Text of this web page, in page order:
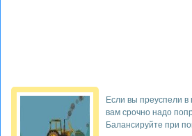
Если вы преуспели в
вам срочно надо
Балансируйте при